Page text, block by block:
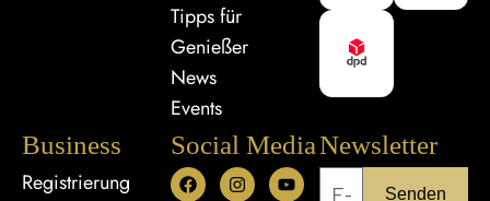
Tipps für
Genießer
News
Events
Business
Registrierung
Social MediaNewsletter
Senden